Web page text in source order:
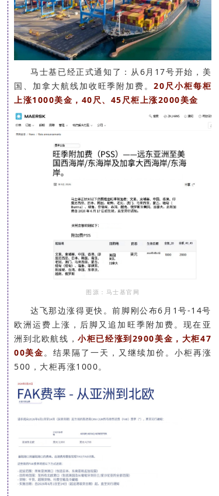
Y
一
文
读
懂
胸
马士基已经正式通知了：从6月17号开始，美
国、加拿大航线加收旺季附加费。20尺小柜每柜
上涨1000美金，40尺、45尺柜上涨2000美金
图源：马士基官网
达飞那边涨得更快。前脚刚公布6月1号-14号
欧洲运费上涨，后脚又追加旺季附加费。现在亚
洲到北欧航线，小柜已经涨到2900美金，大柜47
00美金。结果隔了一天，又继续加价。小柜再涨
500，大柜再涨1000。